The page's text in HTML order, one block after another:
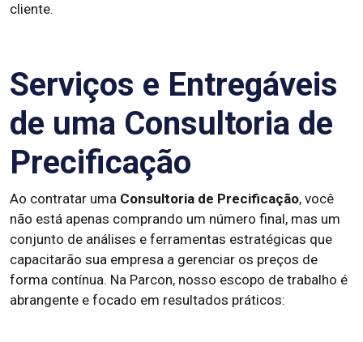
cliente.
Serviços e Entregáveis
de uma Consultoria de
Precificação
Ao contratar uma Consultoria de Precificação, você
não está apenas comprando um número final, mas um
conjunto de análises e ferramentas estratégicas que
capacitarão sua empresa a gerenciar os preços de
forma contínua. Na Parcon, nosso escopo de trabalho é
abrangente e focado em resultados práticos: